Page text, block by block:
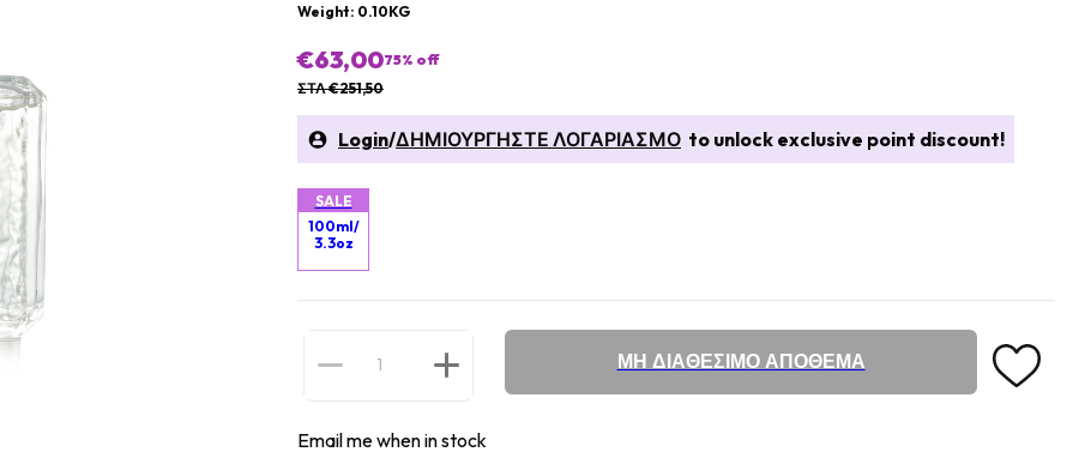
Weight: 0.10KG
€63,0075% off
ΣΤΛ €251,50
Login/ΔΗΜΙΟΥΡΓΗΣΤΕ ΛΟΓΑΡΙΑΣΜΟ to unlock exclusive point discount!
SALE
100ml/
3.3oz
ΜΗ ΔΙΑΘΕΣΙΜΟ ΑΠΟΘΕΜΑ
Email me when in stock